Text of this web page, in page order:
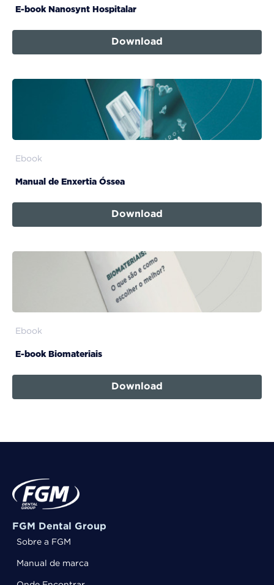
E-book Nanosynt Hospitalar
Download
Ebook
Manual de Enxertia Óssea
Download
Ebook
E-book Biomateriais
Download
FGM Dental Group
Sobre a FGM
Manual de marca